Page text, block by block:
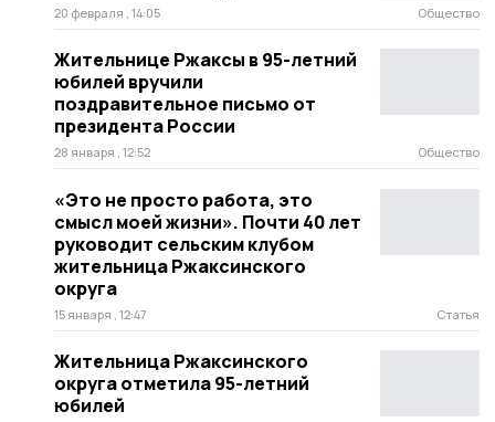
20 февраля , 14:05 Общество
Жительнице Ржаксы в 95-летний
юбилей вручили
поздравительное письмо от
президента России
28 января , 12:52 Общество
«Это не просто работа, это
смысл моей жизни». Почти 40 лет
руководит сельским клубом
жительница Ржаксинского
округа
15 января , 12:47 Статья
Жительница Ржаксинского
округа отметила 95-летний
юбилей